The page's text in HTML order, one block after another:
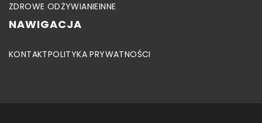
ZDROWE ODŻYWIANIEINNE
NAWIGACJA
KONTAKTPOLITYKA PRYWATNOŚCI